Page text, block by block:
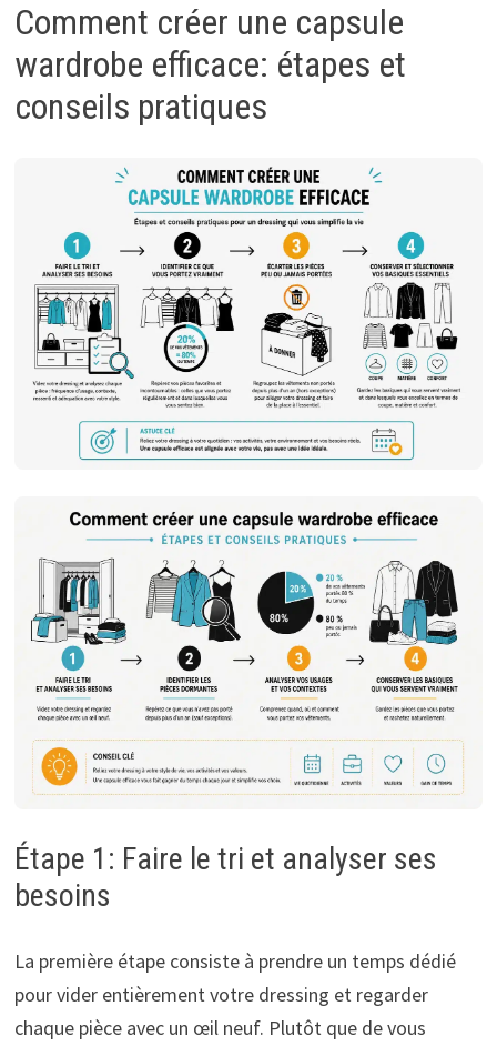
Comment créer une capsule
wardrobe efficace: étapes et
conseils pratiques
Étape 1: Faire le tri et analyser ses
besoins
La première étape consiste à prendre un temps dédié
pour vider entièrement votre dressing et regarder
chaque pièce avec un œil neuf. Plutôt que de vous